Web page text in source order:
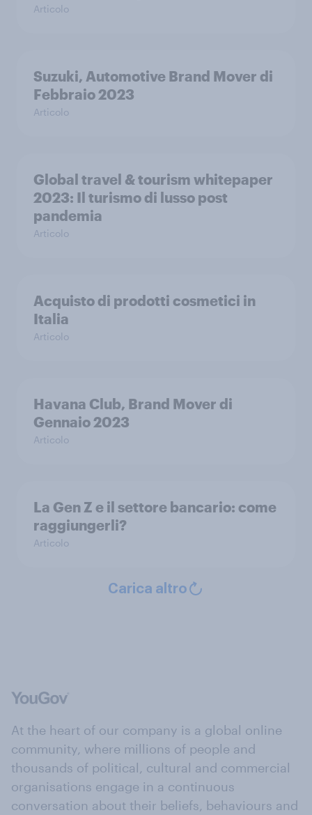
Articolo
Suzuki, Automotive Brand Mover di
Febbraio 2023
Articolo
Global travel & tourism whitepaper
2023: Il turismo di lusso post
pandemia
Articolo
Acquisto di prodotti cosmetici in
Italia
Articolo
Havana Club, Brand Mover di
Gennaio 2023
Articolo
La Gen Z e il settore bancario: come
raggiungerli?
Articolo
Carica altro
At the heart of our company is a global online
community, where millions of people and
thousands of political, cultural and commercial
organisations engage in a continuous
conversation about their beliefs, behaviours and